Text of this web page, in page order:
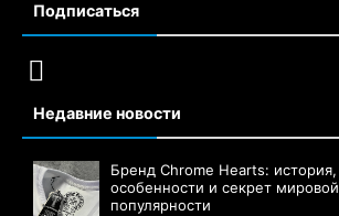
Подписаться
Недавние новости
Бренд Chrome Hearts: история,
особенности и секрет мировой
популярности